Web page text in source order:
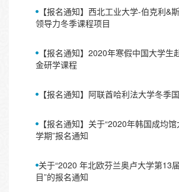
【报名通知】西北工业大学-伯克利&
领导力冬季课程项目
【报名通知】2020年寒假中国大学生
金研学课程
【报名通知】阿联酋哈利法大学冬季
【报名通知】关于“2020年韩国成均
学期”报名通知
关于“2020 年北欧芬兰奥卢大学第13
目”的报名通知